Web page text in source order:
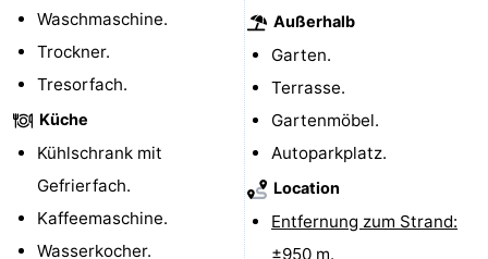
Radfahren
-
Reiten
-
Surfen
Wattwandern
-
Waschmaschine.
Trockner.
Tresorfach.
Küche
Kühlschrank mit
Gefrierfach.
Kaffeemaschine.
Wasserkocher.
Außerhalb
Garten.
Terrasse.
Gartenmöbel.
Autoparkplatz.
Location
Entfernung zum Strand:
±950 m.